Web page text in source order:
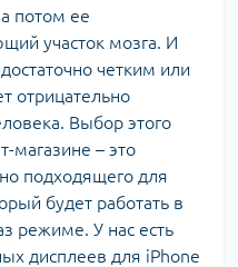
потом ее
участок мозга. И
четким или
отрицательно
Выбор этого
магазине – это
подходящего для
будет работать в
режиме. У нас есть
дисплеев для iPhone